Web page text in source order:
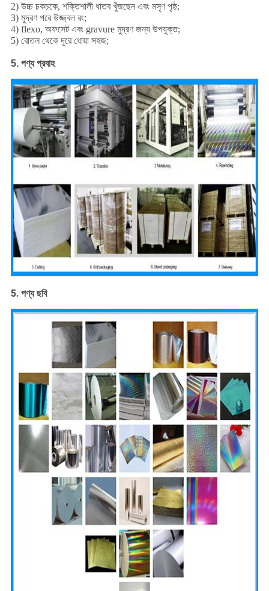
2) উচ্চ চকচকে, শক্তিশালী ধাতব খুঁজছেন এবং মসৃণ পৃষ্ঠ;
3) মুদ্রণ পরে উজ্জ্বল রং;
4) flexo, অফসেট এবং gravure মুদ্রণ জন্য উপযুক্ত;
5) বোতল থেকে দূরে ধোয়া সহজ;
5. পণ্য প্রবাহ
5. পণ্য ছবি